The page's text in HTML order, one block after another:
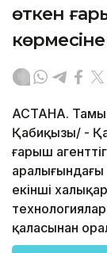
өткен
АСТАНА.
Қабиқызы/ -
ғарыш
аралығындағы
екінші
қаласынан